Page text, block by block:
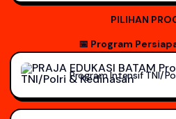
PILIHAN
📅 Program
Program Intensif TNI/Polri &
Program Intensif TNI/